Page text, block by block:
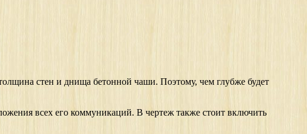
стен и днища бетонной чаши. Поэтому, чем глубже будет
всех его коммуникаций. В чертеж также стоит включить